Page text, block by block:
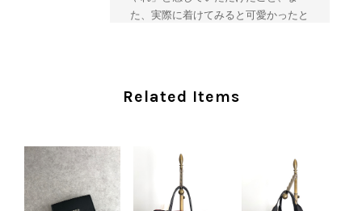
た、実際に着けてみると可愛かったと
ご愛用いただけましたら幸いです。
談ください。 またご縁がございまし
たら、ぜひよろしくお願いいたしま
す。 VintageShop solo
Related Items